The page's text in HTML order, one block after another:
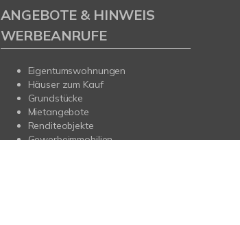
ANGEBOTE & HINWEIS
WERBEANRUFE
Eigentumswohnungen
Häuser zum Kauf
Grundstücke
Mietangebote
Renditeobjekte
Gewerbeimmobilien